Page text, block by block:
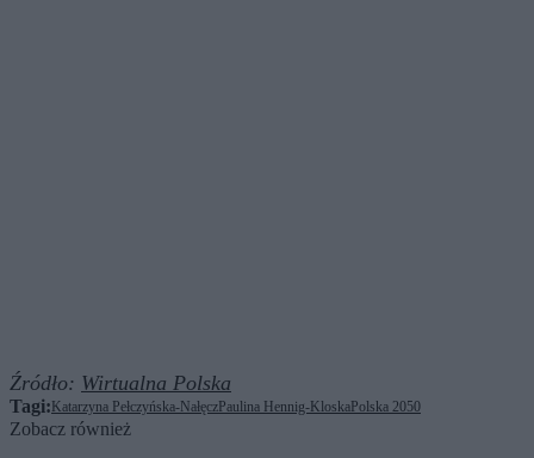
Źródło: Wirtualna Polska
Tagi: Katarzyna Pełczyńska-Nałęcz Paulina Hennig-Kloska Polska 2050
Zobacz również